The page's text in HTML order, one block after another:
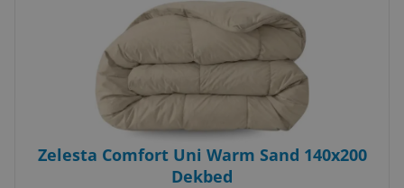
Zelesta Comfort Uni Warm Sand 140x200
Dekbed